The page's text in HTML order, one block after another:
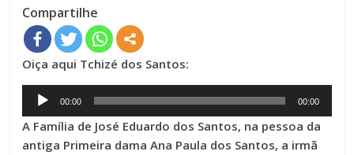
Compartilhe
Oiça aqui Tchizé dos Santos:
Audio
Player
00:00 00:00
A Família de José Eduardo dos Santos, na pessoa da
antiga Primeira dama Ana Paula dos Santos, a irmã